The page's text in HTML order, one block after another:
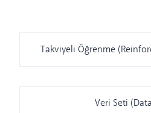
Takviyeli Öğrenme
Veri Seti